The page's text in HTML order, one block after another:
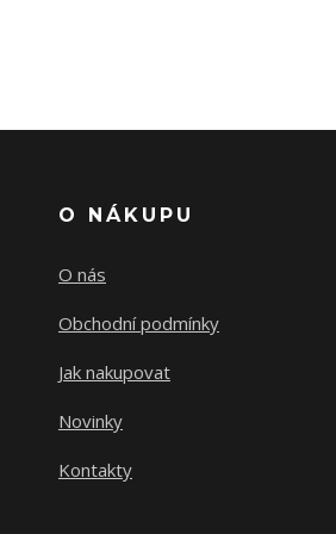
O NÁKUPU
O nás
Obchodní podmínky
Jak nakupovat
Novinky
Kontakty